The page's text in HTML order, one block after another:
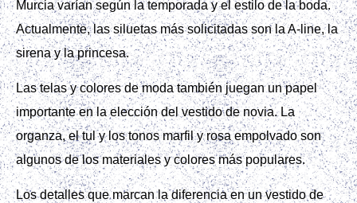
Murcia varían según la temporada y el estilo de la boda.
Actualmente, las siluetas más solicitadas son la A-line, la
sirena y la princesa.
Las telas y colores de moda también juegan un papel
importante en la elección del vestido de novia. La
organza, el tul y los tonos marfil y rosa empolvado son
algunos de los materiales y colores más populares.
Los detalles que marcan la diferencia en un vestido de